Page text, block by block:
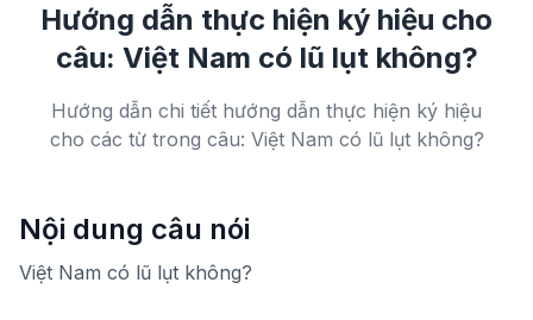
Hướng dẫn thực hiện ký hiệu cho
câu: Việt Nam có lũ lụt không?
Hướng dẫn chi tiết hướng dẫn thực hiện ký hiệu
cho các từ trong câu: Việt Nam có lũ lụt không?
Nội dung câu nói
Việt Nam có lũ lụt không?